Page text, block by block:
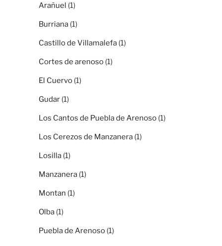
Arañuel (1)
Burriana (1)
Castillo de Villamalefa (1)
Cortes de arenoso (1)
El Cuervo (1)
Gudar (1)
Los Cantos de Puebla de Arenoso (1)
Los Cerezos de Manzanera (1)
Losilla (1)
Manzanera (1)
Montan (1)
Olba (1)
Puebla de Arenoso (1)